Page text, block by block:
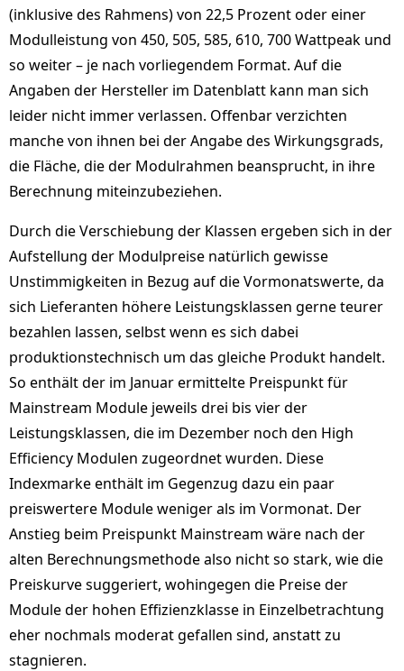
(inklusive des Rahmens) von 22,5 Prozent oder einer
Modulleistung von 450, 505, 585, 610, 700 Wattpeak und
so weiter – je nach vorliegendem Format. Auf die
Angaben der Hersteller im Datenblatt kann man sich
leider nicht immer verlassen. Offenbar verzichten
manche von ihnen bei der Angabe des Wirkungsgrads,
die Fläche, die der Modulrahmen beansprucht, in ihre
Berechnung miteinzubeziehen.
Durch die Verschiebung der Klassen ergeben sich in der
Aufstellung der Modulpreise natürlich gewisse
Unstimmigkeiten in Bezug auf die Vormonatswerte, da
sich Lieferanten höhere Leistungsklassen gerne teurer
bezahlen lassen, selbst wenn es sich dabei
produktionstechnisch um das gleiche Produkt handelt.
So enthält der im Januar ermittelte Preispunkt für
Mainstream Module jeweils drei bis vier der
Leistungsklassen, die im Dezember noch den High
Efficiency Modulen zugeordnet wurden. Diese
Indexmarke enthält im Gegenzug dazu ein paar
preiswertere Module weniger als im Vormonat. Der
Anstieg beim Preispunkt Mainstream wäre nach der
alten Berechnungsmethode also nicht so stark, wie die
Preiskurve suggeriert, wohingegen die Preise der
Module der hohen Effizienzklasse in Einzelbetrachtung
eher nochmals moderat gefallen sind, anstatt zu
stagnieren.